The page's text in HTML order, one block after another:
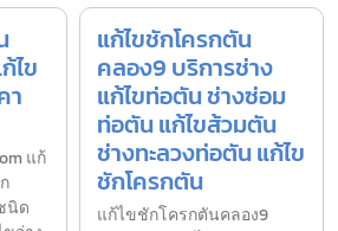
ไข
า
แก้
นิด
แก้ไขชักโครกตัน
คลอง9 บริการช่าง
แก้ไขท่อตัน ช่างซ่อม
ท่อตัน แก้ไขส้วมตัน
ช่างทะลวงท่อตัน แก้ไข
ชักโครกตัน
แก้ไขชักโครกตันคลอง9